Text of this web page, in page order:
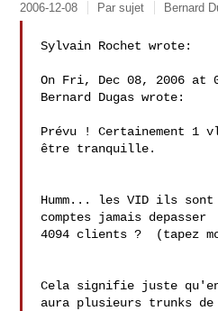
2006-12-08 Par sujet Bernard
Sylvain Rochet wrote:
On Fri, Dec 08, 2006 at
Bernard Dugas wrote:
Prévu ! Certainement 1
être tranquille.
Humm... les VID ils
comptes jamais depasser
4094 clients ?  (tapez
Cela signifie juste
aura plusieurs trunks de